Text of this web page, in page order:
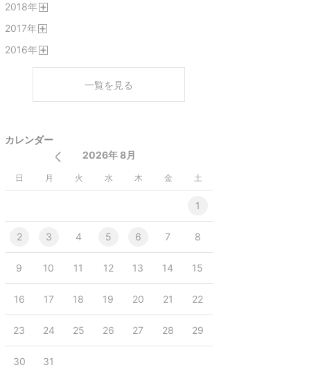
2018年
2017年
2016年
一覧を見る
カレンダー
2026年 8月
日 月 火 水 木 金 土
1
2 3 4 5 6 7 8
9 10 11 12 13 14 15
16 17 18 19 20 21 22
23 24 25 26 27 28 29
30 31